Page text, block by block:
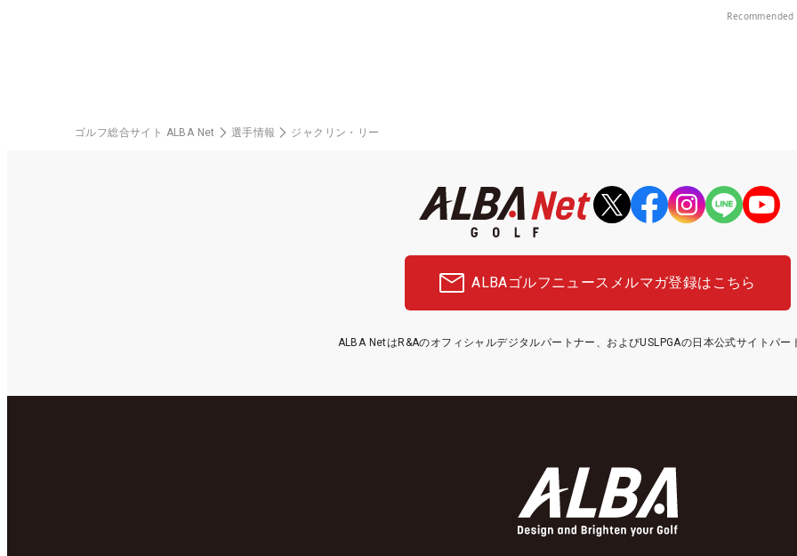
Recommended
ゴルフ総合サイト ALBA Net 選手情報 ジャクリン・リー
ALBAゴルフニュース メルマガ登録はこちら
ALBA NetはR&Aのオフィシャルデジタルパートナー、およびUSLPGAの日本公式サイトパー